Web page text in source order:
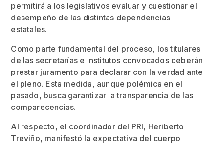
permitirá a los legislativos evaluar y cuestionar el
desempeño de las distintas dependencias
estatales.
Como parte fundamental del proceso, los titulares
de las secretarías e institutos convocados deberán
prestar juramento para declarar con la verdad ante
el pleno. Esta medida, aunque polémica en el
pasado, busca garantizar la transparencia de las
comparecencias.
Al respecto, el coordinador del PRI, Heriberto
Treviño, manifestó la expectativa del cuerpo